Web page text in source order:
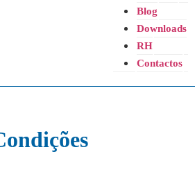
Blog
Downloads
RH
Contactos